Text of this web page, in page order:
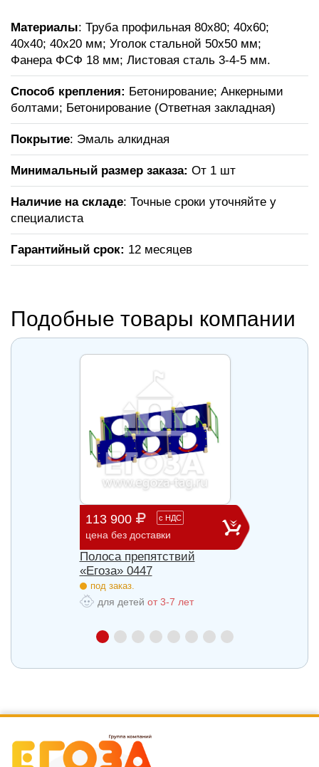
Материалы: Труба профильная 80х80; 40х60;
40х40; 40х20 мм; Уголок стальной 50х50 мм;
Фанера ФСФ 18 мм; Листовая сталь 3-4-5 мм.
Способ крепления: Бетонирование; Анкерными
болтами; Бетонирование (Ответная закладная)
Покрытие: Эмаль алкидная
Минимальный размер заказа: От 1 шт
Наличие на складе: Точные сроки уточняйте у
специалиста
Гарантийный срок: 12 месяцев
Подобные товары компании
113 900 с НДС
цена без доставки
Полоса препятствий
«Егоза» 0447
под заказ.
для детей от 3-7 лет